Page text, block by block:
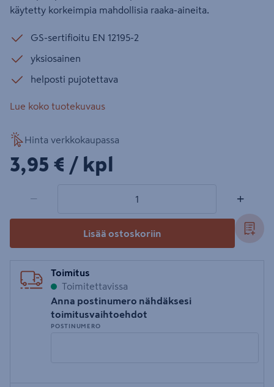
käytetty korkeimpia mahdollisia raaka-aineita.
GS-sertifioitu EN 12195-2
yksiosainen
helposti pujotettava
Lue koko tuotekuvaus
Hinta verkkokaupassa
3,95€/kpl
3,95 € / kpl
− +
Lisää ostoskoriin
Toimitus
Toimitettavissa
Anna postinumero nähdäksesi
toimitusvaihtoehdot
POSTINUMERO